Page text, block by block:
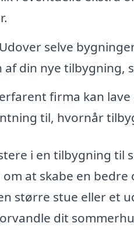
Udover selve
din nye tilbygning,
firma kan
til, hvornår
i en tilbygning til
om at skabe en
større stue eller et
dit